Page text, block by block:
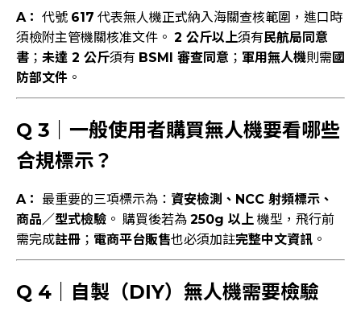
A： 代號 617 代表無人機正式納入海關查核範圍，進口時
須檢附主管機關核准文件。 2 公斤以上須有民航局同意
書 ； 未達 2 公斤須有 BSMI 審查同意 ； 軍用無人機則需 國
防部文件 。
Q 3｜一般使用者購買無人機要看哪些
合規標示？
A： 最重要的三項標示為： 資安檢測、NCC 射頻標示、
商品／型式檢驗 。 購買後若為 250g 以上 機型，飛行前
需完成註冊 ； 電商平台販售也必須加註完整中文資訊 。
Q 4｜自製（DIY）無人機需要檢驗